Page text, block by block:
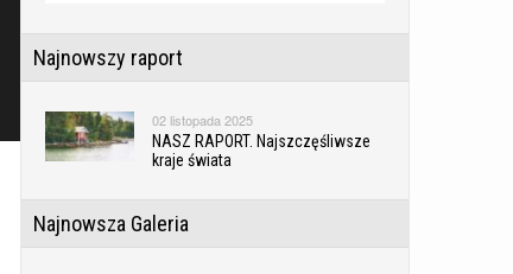
Najnowszy raport
02 listopada 2025
NASZ RAPORT. Najszczęśliwsze
kraje świata
Najnowsza Galeria